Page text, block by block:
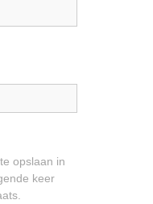
opslaan in
keer